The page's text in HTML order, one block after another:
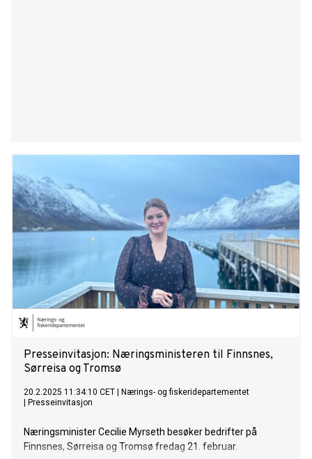
Presseinvitasjon: Næringsministeren til Finnsnes,
Sørreisa og Tromsø
20.2.2025 11:34:10 CET
Nærings- og fiskeridepartementet
Presseinvitasjon
Næringsminister Cecilie Myrseth besøker bedrifter på
Finnsnes, Sørreisa og Tromsø fredag 21. februar.